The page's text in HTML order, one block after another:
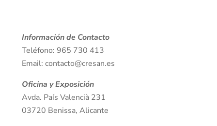
Información de Contacto
Teléfono: 965 730 413
Email: contacto@cresan.es
Oficina y Exposición
Avda. País Valencià 231
03720 Benissa, Alicante